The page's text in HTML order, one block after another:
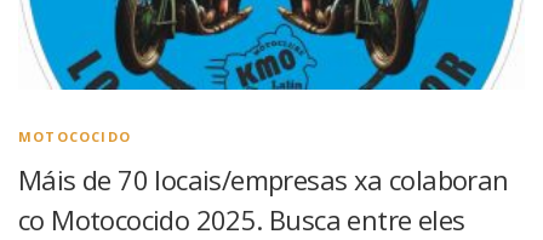
MOTOCOCIDO
Máis de 70 locais/empresas xa colaboran
co Motococido 2025. Busca entre eles